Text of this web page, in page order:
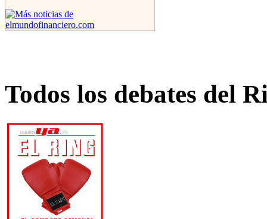
Todos los debates del